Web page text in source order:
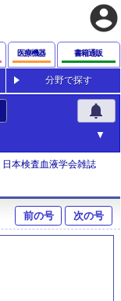
account_circle
医療機器 書籍通販
分野で探す
notifications
日本検査血液学会雑誌
前の号 次の号